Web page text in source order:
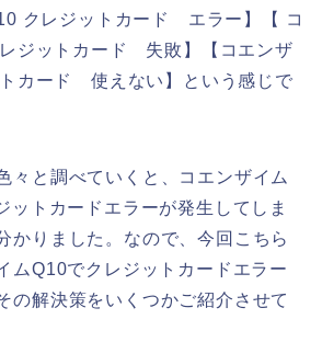
クレジットカード エラー】【 コ
ジットカード 失敗】【コエンザ
カード 使えない】という感じで
々と調べていくと、コエンザイム
ットカードエラーが発生してしま
かりました。なので、今回こちら
ムQ10でクレジットカードエラー
の解決策をいくつかご紹介させて